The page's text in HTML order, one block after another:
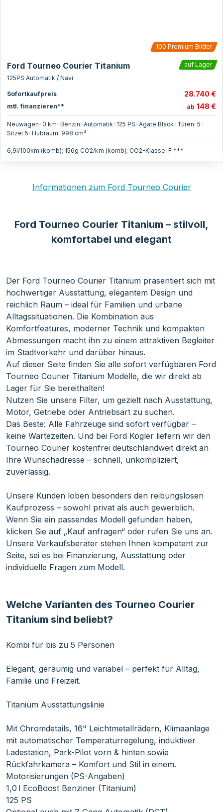
100 Premium Bilder
Ford Tourneo Courier Titanium
auf Lager
125PS Automatik / Navi
Sofortkaufpreis 28.740 €
mtl. finanzieren** ab 148 €
Neuwagen•0 km•Benzin•Automatik• 125 PS•Agate Black• Türen: 5•
Sitze: 5•Hubraum: 998 cm³
6,9l/100km (komb); 156g CO2/km (komb); CO2-Klasse: F ***
Informationen zum Ford Tourneo Courier
Ford Tourneo Courier Titanium – stilvoll,
komfortabel und elegant
Der Ford Tourneo Courier Titanium präsentiert sich mit
hochwertiger Ausstattung, elegantem Design und
reichlich Raum – ideal für Familien und urbane
Alltagssituationen. Die Kombination aus
Komfortfeatures, moderner Technik und kompakten
Abmessungen macht ihn zu einem attraktiven Begleiter
im Stadtverkehr und darüber hinaus.
Auf dieser Seite finden Sie alle sofort verfügbaren Ford
Tourneo Courier Titanium Modelle, die wir direkt ab
Lager für Sie bereithalten!
Nutzen Sie unsere Filter, um gezielt nach Ausstattung,
Motor, Getriebe oder Antriebsart zu suchen.
Das Beste: Alle Fahrzeuge sind sofort verfügbar –
keine Wartezeiten. Und bei Ford Kögler liefern wir den
Tourneo Courier kostenfrei deutschlandweit direkt an
Ihre Wunschadresse – schnell, unkompliziert,
zuverlässig.
Unsere Kunden loben besonders den reibungslosen
Kaufprozess – sowohl privat als auch gewerblich.
Wenn Sie ein passendes Modell gefunden haben,
klicken Sie auf „Kauf anfragen“ oder rufen Sie uns an.
Unsere Verkaufsberater stehen Ihnen kompetent zur
Seite, sei es bei Finanzierung, Ausstattung oder
individuelle Fragen zum Modell.
Welche Varianten des Tourneo Courier
Titanium sind beliebt?
Kombi für bis zu 5 Personen
Elegant, geräumig und variabel – perfekt für Alltag,
Familie und Freizeit.
Titanium Ausstattungslinie
Mit Chromdetails, 16" Leichtmetallrädern, Klimaanlage
mit automatischer Temperaturregelung, induktiver
Ladestation, Park-Pilot vorn & hinten sowie
Rückfahrkamera – Komfort und Stil in einem.
Motorisierungen (PS-Angaben)
1,0 l EcoBoost Benziner (Titanium)
125 PS